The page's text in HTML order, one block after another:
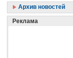
Архив новостей
Реклама